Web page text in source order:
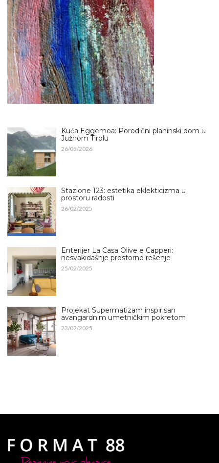
Kuća Eggemoa: Porodični planinski dom u
Južnom Tirolu
26/05/2026
Stazione 123: estetika eklekticizma u
prostoru radosti
26/02/2025
Enterijer La Casa Olive e Capperi:
nesvakidašnje prostorno rešenje
25/02/2025
Projekat Supermatizam inspirisan
avangardnim umetničkim pokretom
23/02/2025